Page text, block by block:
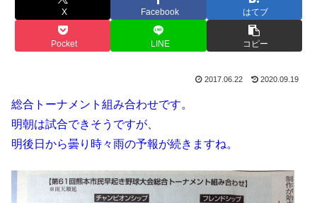
X Facebook はてブ
Pocket LINE コピー
2017.06.22 2020.09.19
総合トーナメント組み合わせです。
明朝は試合できそうですが、
明後日から曇り時々雨の予報が続きますね。